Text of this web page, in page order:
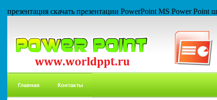
презентация скачать презентации PowerPoint MS Power
Главная Контакты